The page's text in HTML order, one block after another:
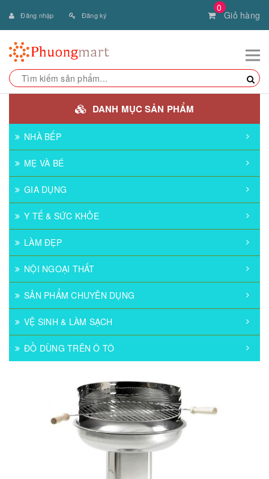
0
Giỏ hàng
Đăng nhập Đăng ký
DANH MỤC SẢN PHẨM
NHÀ BẾP
MẸ VÀ BÉ
GIA DỤNG
Y TẾ & SỨC KHỎE
LÀM ĐẸP
NỘI NGOẠI THẤT
SẢN PHẨM CHUYÊN DỤNG
VỆ SINH & LÀM SẠCH
ĐỒ DÙNG TRÊN Ô TÔ